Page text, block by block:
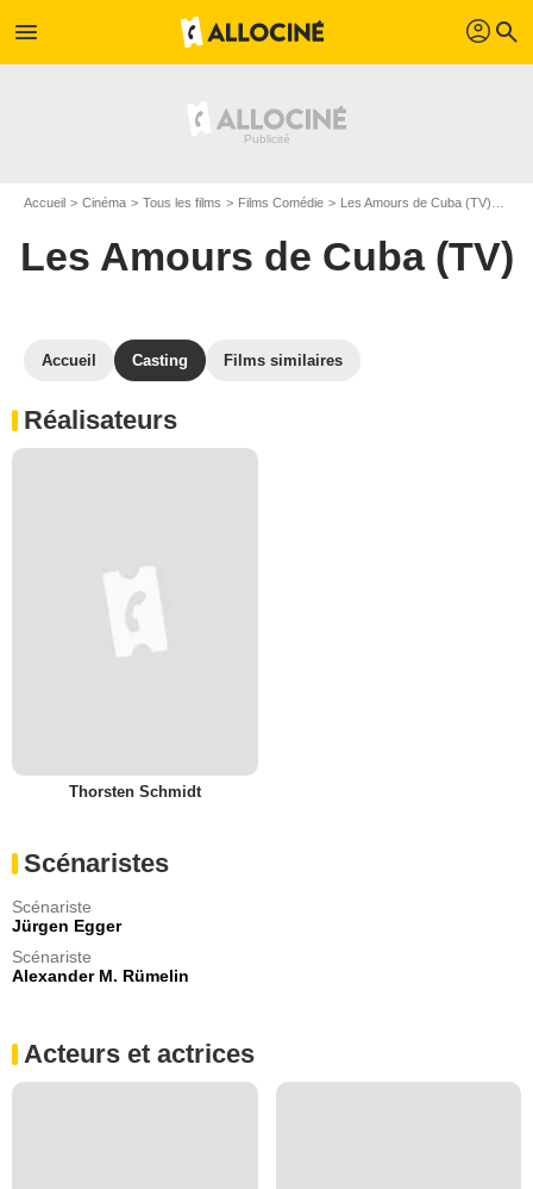
menu profil search
Accueil Cinéma Tous les films Films Comédie Les Amours de Cuba (TV)
Les Amours de Cuba (TV)
Accueil Casting Films similaires
Réalisateurs
Thorsten Schmidt
Scénaristes
Scénariste
Jürgen Egger
Scénariste
Alexander M. Rümelin
Acteurs et actrices